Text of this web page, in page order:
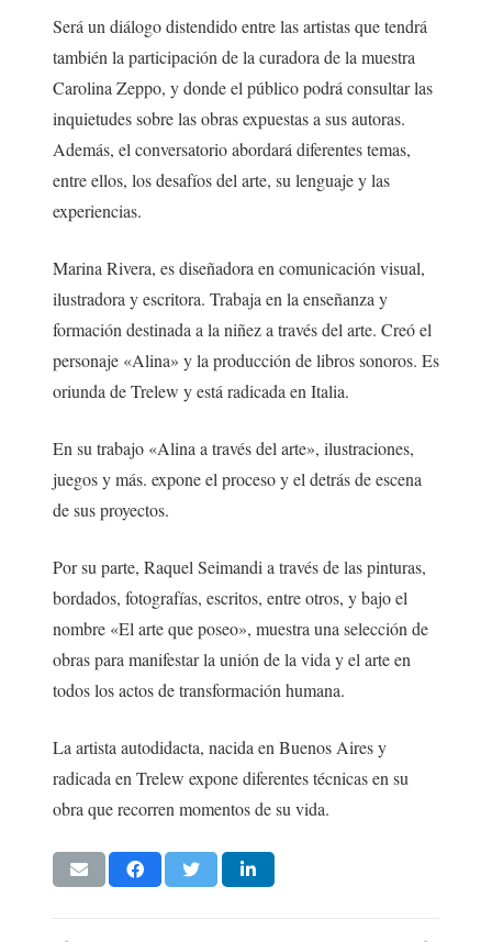
Será un diálogo distendido entre las artistas que tendrá
también la participación de la curadora de la muestra
Carolina Zeppo, y donde el público podrá consultar las
inquietudes sobre las obras expuestas a sus autoras.
Además, el conversatorio abordará diferentes temas,
entre ellos, los desafíos del arte, su lenguaje y las
experiencias.
Marina Rivera, es diseñadora en comunicación visual,
ilustradora y escritora. Trabaja en la enseñanza y
formación destinada a la niñez a través del arte. Creó el
personaje «Alina» y la producción de libros sonoros. Es
oriunda de Trelew y está radicada en Italia.
En su trabajo «Alina a través del arte», ilustraciones,
juegos y más. expone el proceso y el detrás de escena
de sus proyectos.
Por su parte, Raquel Seimandi a través de las pinturas,
bordados, fotografías, escritos, entre otros, y bajo el
nombre «El arte que poseo», muestra una selección de
obras para manifestar la unión de la vida y el arte en
todos los actos de transformación humana.
La artista autodidacta, nacida en Buenos Aires y
radicada en Trelew expone diferentes técnicas en su
obra que recorren momentos de su vida.